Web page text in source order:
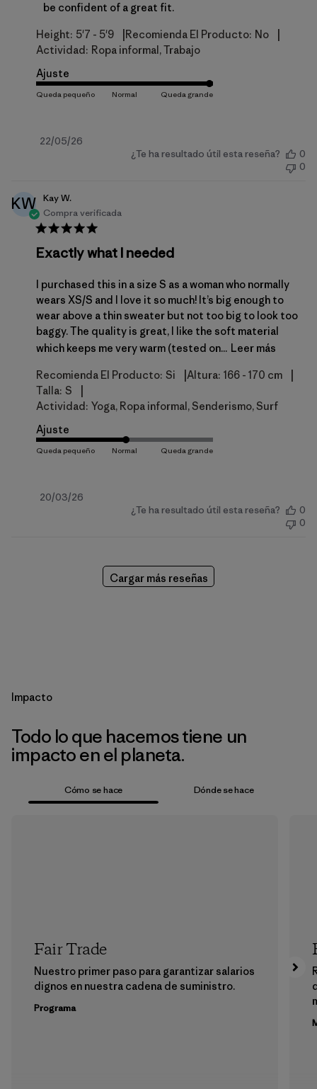
be confident of a great fit.
Height: 5'7 - 5'9 Recomienda El Producto: No
Actividad: Ropa informal, Trabajo
Ajuste
Fecha
22/05/26
¿Te ha resultado útil esta reseña?
0
0
KW Kay W.
Compra verificada
Exactly what I needed
I purchased this in a size S as a woman who normally
wears XS/S and I love it so much! It’s big enough to
wear above a thin sweater but not too big to look too
baggy. The quality is great, I like the soft material
which keeps me very warm (tested on... Leer más
Recomienda El Producto: Si Altura: 166 - 170 cm
Talla: S
Actividad: Yoga, Ropa informal, Senderismo, Surf
Ajuste
Fecha
20/03/26
¿Te ha resultado útil esta reseña?
0
0
Cargar más reseñas
Impacto
Todo lo que hacemos tiene un
impacto en el planeta.
Cómo se hace Dónde se hace
Fair Trade
Nuestro primer paso para garantizar salarios
dignos en nuestra cadena de suministro.
Programa